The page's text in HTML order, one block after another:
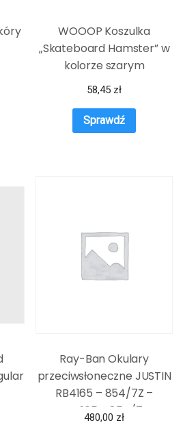
WOOOP Koszulka
„Skateboard Hamster” w
kolorze szarym
58,45 zł
Sprawdź
Ray-Ban Okulary
przeciwsłoneczne JUSTIN
RB4165 – 854/7Z –
RB4165 – 854/7Z
480,00 zł